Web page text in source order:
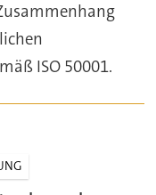
ISO 50001.